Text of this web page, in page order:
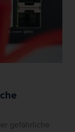
gefährliche